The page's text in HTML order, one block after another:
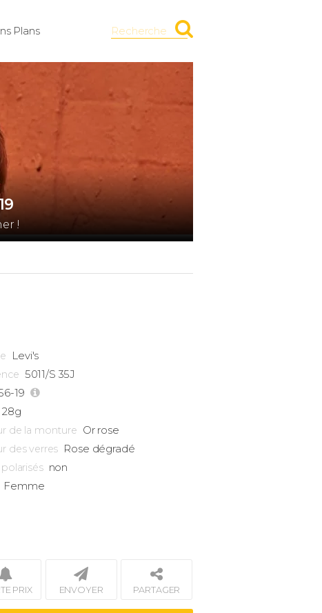
Plans Recherche
!
Levi's
5011/S 35J
19
28g
de la monture Or rose
des verres Rose dégradé
non
Femme
PRIX ENVOYER PARTAGER